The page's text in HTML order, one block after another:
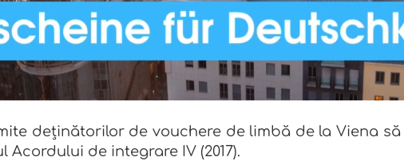
deținătorilor de vouchere de limbă de la Viena
de integrare IV (2017).